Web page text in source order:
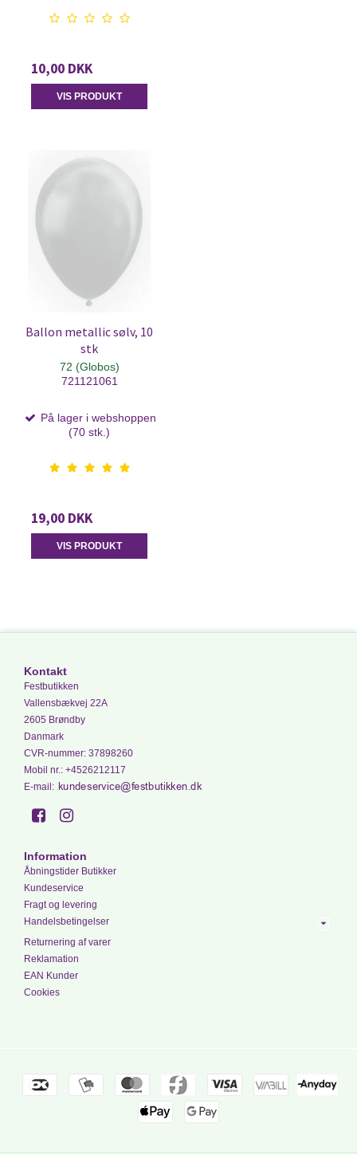
10,00 DKK
VIS PRODUKT
Ballon metallic sølv, 10
stk
72 (Globos)
721121061
På lager i webshoppen
(70 stk.)
19,00 DKK
VIS PRODUKT
Kontakt
Festbutikken
Vallensbækvej 22A
2605 Brøndby
Danmark
CVR-nummer: 37898260
Mobil nr.: +4526212117
E-mail :
Information
Åbningstider Butikker
Kundeservice
Fragt og levering
Handelsbetingelser
Returnering af varer
Reklamation
EAN Kunder
Cookies